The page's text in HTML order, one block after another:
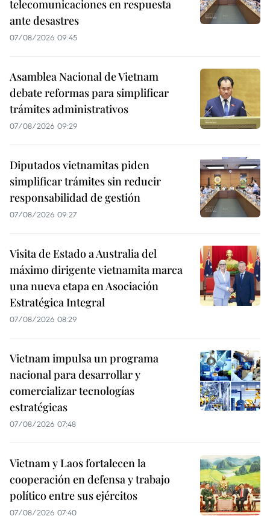
telecomunicaciones en respuesta
ante desastres
07/08/2026 09:45
Asamblea Nacional de Vietnam
debate reformas para simplificar
trámites administrativos
07/08/2026 09:29
Diputados vietnamitas piden
simplificar trámites sin reducir
responsabilidad de gestión
07/08/2026 09:27
Visita de Estado a Australia del
máximo dirigente vietnamita marca
una nueva etapa en Asociación
Estratégica Integral
07/08/2026 08:29
Vietnam impulsa un programa
nacional para desarrollar y
comercializar tecnologías
estratégicas
07/08/2026 07:48
Vietnam y Laos fortalecen la
cooperación en defensa y trabajo
político entre sus ejércitos
07/08/2026 07:40